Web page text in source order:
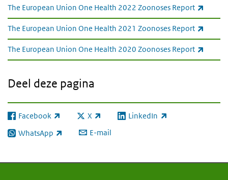
The European Union One Health 2022 Zoonoses Report
The European Union One Health 2021 Zoonoses Report
The European Union One Health 2020 Zoonoses Report
Deel deze pagina
Facebook
(externe link) X
(externe link) LinkedIn
(externe link)
WhatsApp
(externe link) E-mail